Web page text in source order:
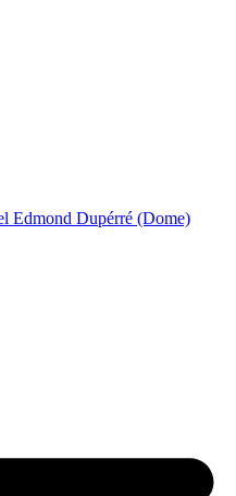
Edmond Dupérré (Dome)